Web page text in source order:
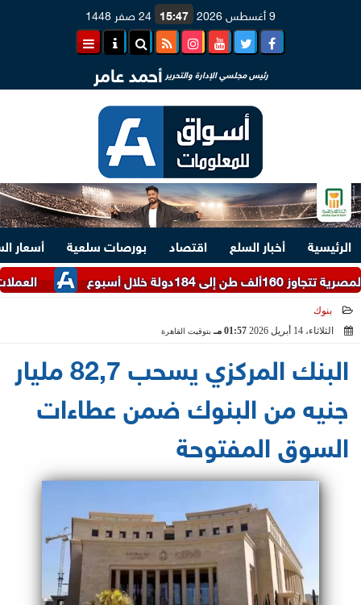
9 أغسطس 2026 15:47 24 صفر 1448
رئيس مجلسي الإدارة والتحرير أحمد عامر
الرئيسية أخبار السلع اقتصاد بورصات سلعية
أسعار
العملات الأجنبية
أسبوع
بنوك
الثلاثاء، 14 أبريل 2026
01:57 مـ بتوقيت القاهرة
البنك المركزي يسحب 82,7 مليار
جنيه من البنوك ضمن عطاءات
السوق المفتوحة